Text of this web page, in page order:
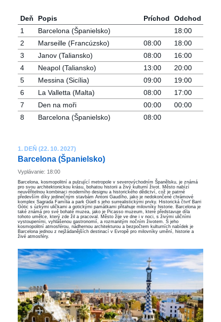
Deň Popis Príchod
Odchod
1
Barcelona ​​(Španielsko)
18:00
2
Marseille (Francúzsko) 08:00
18:00
3
Janov (Taliansko) 08:00
16:00
4
Neapol (Taliansko) 13:00
20:00
5
Messina (Sicília) 09:00
19:00
6
La Valletta (Malta) 08:00
17:00
7
Den na moři 00:00
00:00
8
Barcelona ​​(Španielsko) 08:00
1. DEŇ (22. 10. 2027)
Barcelona ​​(Španielsko)
Vyplávanie: 18:00
Barcelona, kosmopolitní a pulzující metropole v severovýchodním Španělsku, je známá
pro svou architektonickou krásu, bohatou historii a živý kulturní život. Město nabízí
neuvěřitelnou kombinaci moderního designu a historického dědictví, což je patrné
především díky jedinečným stavbám Antoni Gaudího, jako je nedokončené chrámové
komplex Sagrada Família a park Güell s jeho surrealistickými prvky. Historická čtvrť Barri
Gòtic s úzkými uličkami a gotickými památkami přitahuje milovníky historie. Barcelona je
také známá pro své bohaté muzea, jako je Picasso muzeum, které představuje díla
tohoto umělce, který zde žil a pracoval. Město žije ve dne i v noci, s živými uličními
vystoupeními, vyhlášenou gastronomií, a rozmanitým nočním životem. S jeho
kosmopolitní atmosférou, nádhernou architekturou a bezpočtem kulturních nabídek je
Barcelona jednou z nejžádanějších destinací v Evropě pro milovníky umění, historie a
živé atmosféry.